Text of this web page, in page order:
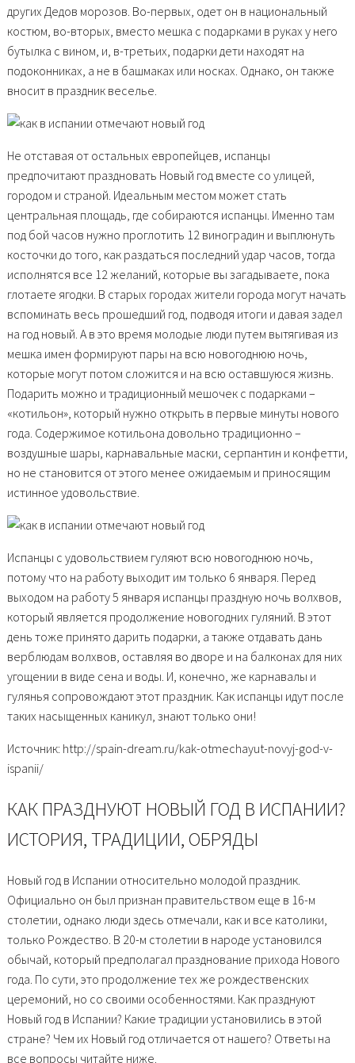
других Дедов морозов. Во-первых, одет он в национальный
костюм, во-вторых, вместо мешка с подарками в руках у него
бутылка с вином, и, в-третьих, подарки дети находят на
подоконниках, а не в башмаках или носках. Однако, он также
вносит в праздник веселье.
Не отставая от остальных европейцев, испанцы
предпочитают праздновать Новый год вместе со улицей,
городом и страной. Идеальным местом может стать
центральная площадь, где собираются испанцы. Именно там
под бой часов нужно проглотить 12 виноградин и выплюнуть
косточки до того, как раздаться последний удар часов, тогда
исполнятся все 12 желаний, которые вы загадываете, пока
глотаете ягодки. В старых городах жители города могут начать
вспоминать весь прошедший год, подводя итоги и давая задел
на год новый. А в это время молодые люди путем вытягивая из
мешка имен формируют пары на всю новогоднюю ночь,
которые могут потом сложится и на всю оставшуюся жизнь.
Подарить можно и традиционный мешочек с подарками –
«котильон», который нужно открыть в первые минуты нового
года. Содержимое котильона довольно традиционно –
воздушные шары, карнавальные маски, серпантин и конфетти,
но не становится от этого менее ожидаемым и приносящим
истинное удовольствие.
Испанцы с удовольствием гуляют всю новогоднюю ночь,
потому что на работу выходит им только 6 января. Перед
выходом на работу 5 января испанцы праздную ночь волхвов,
который является продолжение новогодних гуляний. В этот
день тоже принято дарить подарки, а также отдавать дань
верблюдам волхвов, оставляя во дворе и на балконах для них
угощении в виде сена и воды. И, конечно, же карнавалы и
гулянья сопровождают этот праздник. Как испанцы идут после
таких насыщенных каникул, знают только они!
Источник: http://spain-dream.ru/kak-otmechayut-novyj-god-v-
ispanii/
КАК ПРАЗДНУЮТ НОВЫЙ ГОД В ИСПАНИИ?
ИСТОРИЯ, ТРАДИЦИИ, ОБРЯДЫ
Новый год в Испании относительно молодой праздник.
Официально он был признан правительством еще в 16-м
столетии, однако люди здесь отмечали, как и все католики,
только Рождество. В 20-м столетии в народе установился
обычай, который предполагал празднование прихода Нового
года. По сути, это продолжение тех же рождественских
церемоний, но со своими особенностями. Как празднуют
Новый год в Испании? Какие традиции установились в этой
стране? Чем их Новый год отличается от нашего? Ответы на
все вопросы читайте ниже.